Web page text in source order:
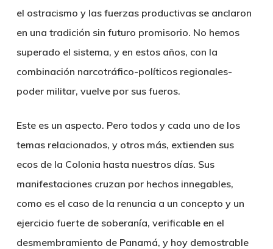
el ostracismo y las fuerzas productivas se anclaron
en una tradición sin futuro promisorio. No hemos
superado el sistema, y en estos años, con la
combinación narcotráfico-políticos regionales-
poder militar, vuelve por sus fueros.
Este es un aspecto. Pero todos y cada uno de los
temas relacionados, y otros más, extienden sus
ecos de la Colonia hasta nuestros días. Sus
manifestaciones cruzan por hechos innegables,
como es el caso de la renuncia a un concepto y un
ejercicio fuerte de soberanía, verificable en el
desmembramiento de Panamá, y hoy demostrable